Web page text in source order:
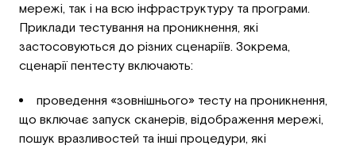
мережі, так і на всю інфраструктуру та програми.
Приклади тестування на проникнення, які
застосовуються до різних сценаріїв. Зокрема,
сценарії пентесту включають:
проведення «зовнішнього» тесту на проникнення,
що включає запуск сканерів, відображення мережі,
пошук вразливостей та інші процедури, які